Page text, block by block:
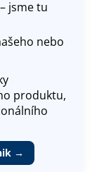
– jsme tu
nebo
produktu,
→